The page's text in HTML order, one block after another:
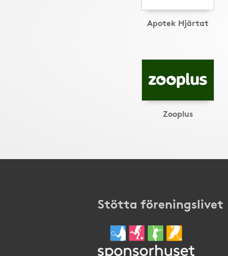
Apotek Hjärtat
Zooplus
Stötta föreningslivet